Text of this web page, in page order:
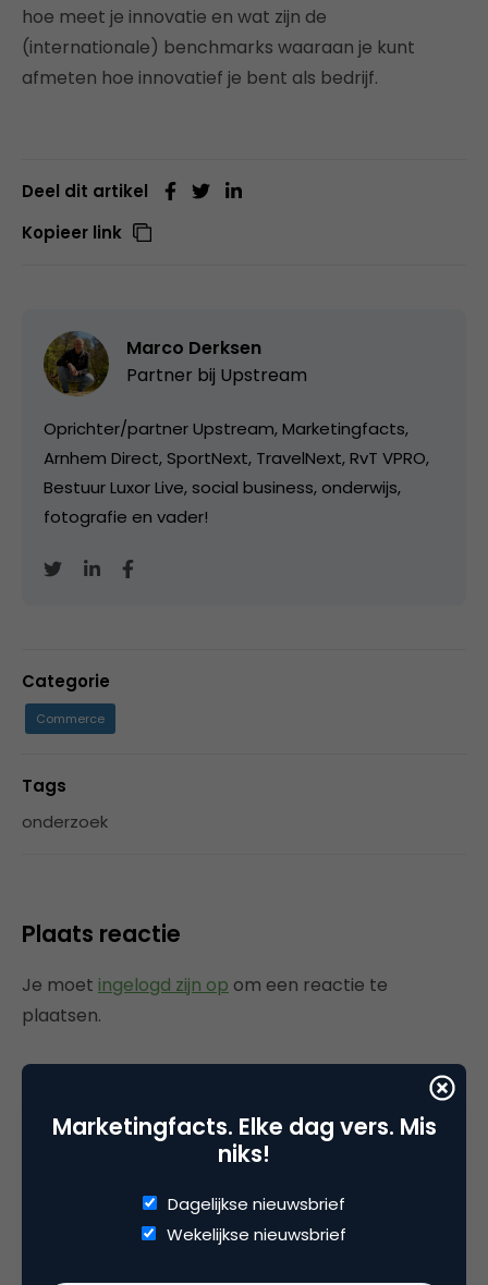
hoe meet je innovatie en wat zijn de
(internationale) benchmarks waaraan je kunt
afmeten hoe innovatief je bent als bedrijf.
Deel dit artikel
Kopieer link
Marco Derksen
Partner bij Upstream
Oprichter/partner Upstream, Marketingfacts,
Arnhem Direct, SportNext, TravelNext, RvT VPRO,
Bestuur Luxor Live, social business, onderwijs,
fotografie en vader!
Categorie
Commerce
Tags
onderzoek
Plaats reactie
Je moet ingelogd zijn op om een reactie te
plaatsen.
Gerelateerde artikelen
Wake-upcall voor ontwerpers
en merkeigenaren
Marketingfacts. Elke dag vers. Mis
niks!
Dagelijkse nieuwsbrief
Wekelijkse nieuwsbrief